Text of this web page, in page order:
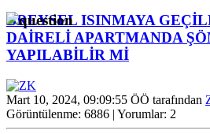
BREYSEL ISINMAYA
DAİRELİ APARTMANDA
YAPILABİLİR Mİ
Mart 10, 2024, 09:09:55 ÖÖ tarafından
Görüntülenme: 6886 | Yorumlar: 2